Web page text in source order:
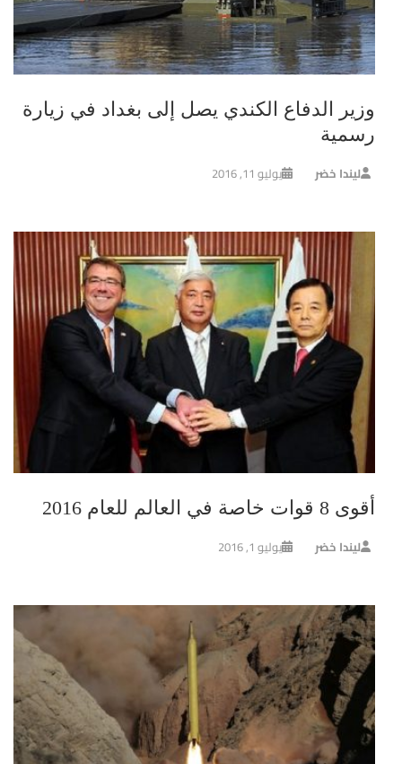
وزير الدفاع الكندي يصل إلى بغداد في زيارة
رسمية
ليندا خضر يوليو 11, 2016
أقوى 8 قوات خاصة في العالم للعام 2016
ليندا خضر يوليو 1, 2016